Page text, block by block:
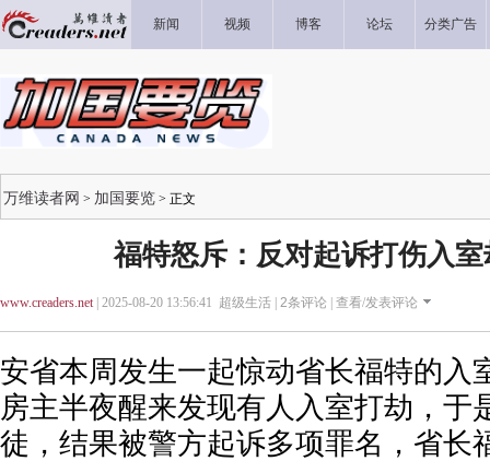
新闻 视频 博客 论坛 分类广告
万维读者网 > 加国要览 > 正文
福特怒斥：反对起诉打伤入
www.creaders.net| 2025-08-20 13:56:41 超级生活 | 2条评论 | 查看/发表评论
安省本周发生一起惊动省长福特的入
房主半夜醒来发现有人入室打劫，于
徒，结果被警方起诉多项罪名，省长